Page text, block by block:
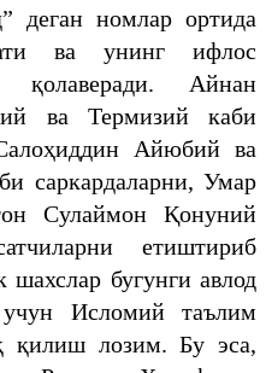
деган номлар ортида
ва унинг ифлос
қолаверади. Айнан
ва Термизий каби
Айюбий ва
саркардаларни, Умар
Сулаймон Қонуний
етиштириб
шахслар бугунги авлод
Исломий таълим
қилиш лозим. Бу эса,